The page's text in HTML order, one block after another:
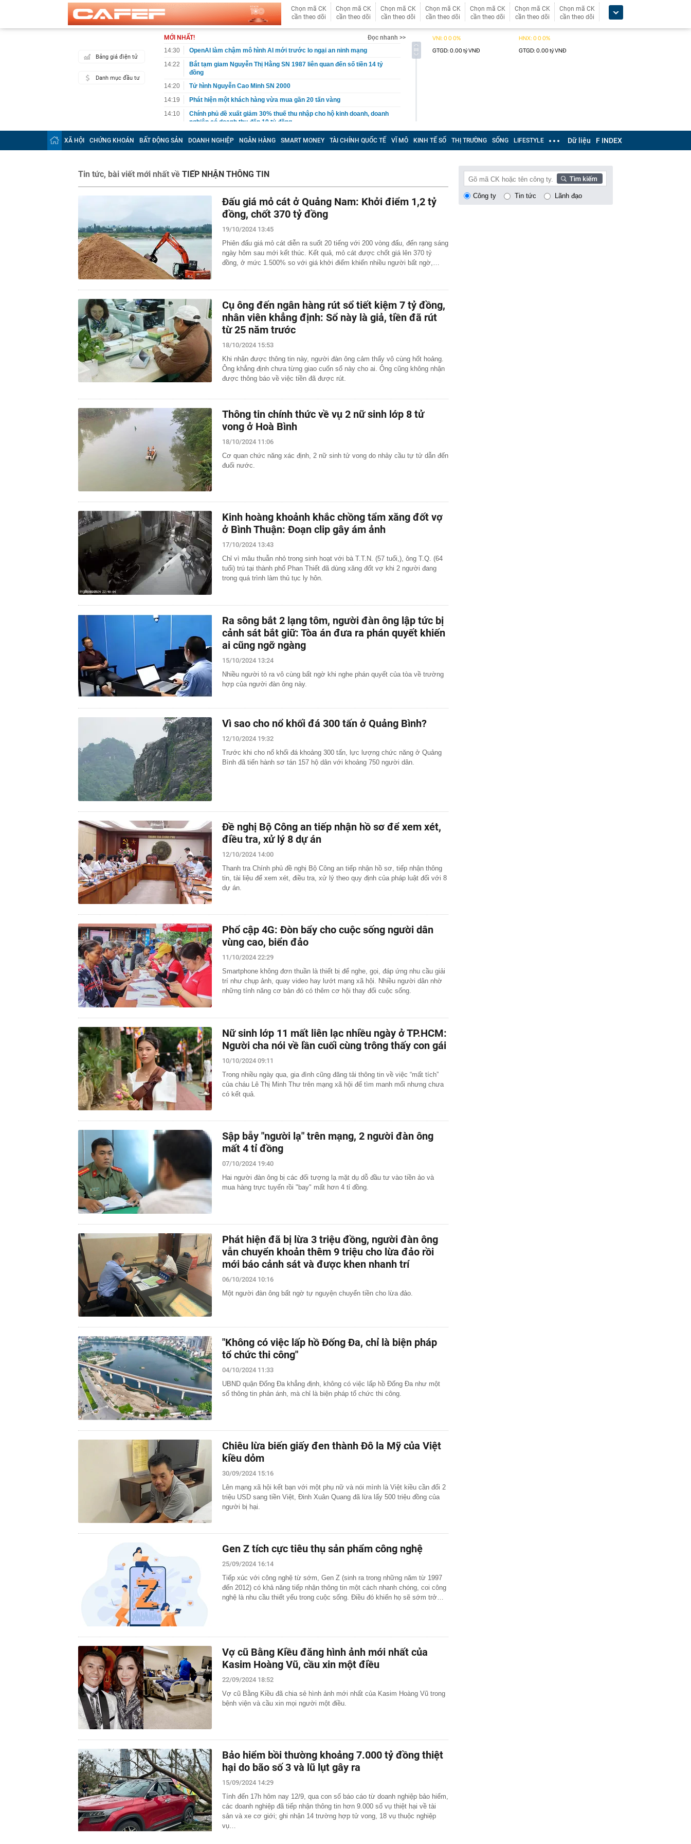
Chọn mã CK
cần theo dõi
Chọn mã CK
cần theo dõi
Chọn mã CK
cần theo dõi
Chọn mã CK
cần theo dõi
Chọn mã CK
cần theo dõi
Chọn mã CK
cần theo dõi
Chọn mã CK
cần theo dõi
Bảng giá điện tử
Danh mục đầu tư
MỚI NHẤT!
Đọc nhanh >>
14:30
OpenAI làm chậm mô hình AI mới trước lo ngại an ninh mạng
14:22
Bắt tạm giam Nguyễn Thị Hằng SN 1987 liên quan đến số tiền 14 tỷ
đồng
14:20
Tử hình Nguyễn Cao Minh SN 2000
14:19
Phát hiện một khách hàng vừa mua gần 20 tấn vàng
14:10
Chính phủ đề xuất giảm 30% thuế thu nhập cho hộ kinh doanh, doanh
nghiệp có doanh thu đến 10 tỷ đồng
14:09
Việt kiều 3 lần lọt top đẹp nhất thế giới: Về Việt Nam làm Á hậu là phụ,
kinh doanh thứ này là chính
14:04
TPHCM sửa kế hoạch đấu giá 8 lô đất tại Khu đô thị mới Thủ Thiêm
Công an có cảnh báo quan trọng đến người thường xuyên nhận tiền
chuyển khoản
13:40
Trung Quốc xây siêu đập thủy điện lớn nhất thế giới, gấp 3 lần Tam
Hiệp: Nước láng giềng Tây Nam lo ngại, lập tức ra đề nghị với Bắc
13:40
Ra ngân hàng chuyển 1,1 tỷ đồng vào tài khoản của chính mình, người
đàn ông bị công an chặn giao dịch
13:36
Grab bị phạt hơn 1,3 tỷ đồng
13:35
Tình hình hiện tại của Việt Anh - Quỳnh Nga
13:17
Vì sao ngày càng nhiều gia đình thích đặt 1 lọ dầu gió trong nhà vệ
sinh?
13:17
Chiến lược bóp nghẹt lực lượng Ukraine
13:08
Khai thác trái phép titan, Chủ tịch Tập đoàn Hưng Thịnh lãnh 10 năm tù
13:00
Các nhà khoa học tạo ra virus bằng AI
XÃ HỘI CHỨNG KHOÁN BẤT ĐỘNG SẢN DOANH NGHIỆP NGÂN HÀNG SMART MONEY TÀI CHÍNH QUỐC TẾ VĨ MÔ KINH TẾ SỐ THỊ TRƯỜNG SỐNG LIFESTYLE Dữ liệu F INDEX
Tin tức, bài viết mới nhất về TIẾP NHẬN THÔNG TIN
Đấu giá mỏ cát ở Quảng Nam: Khởi điểm 1,2 tỷ
đồng, chốt 370 tỷ đồng
19/10/2024 13:45
Phiên đấu giá mỏ cát diễn ra suốt 20 tiếng với 200 vòng đấu, đến rạng sáng
ngày hôm sau mới kết thúc. Kết quả, mỏ cát được chốt giá lên 370 tỷ
đồng, ở mức 1.500% so với giá khởi điểm khiến nhiều người bất ngờ,…
Cụ ông đến ngân hàng rút sổ tiết kiệm 7 tỷ đồng,
nhân viên khẳng định: Sổ này là giả, tiền đã rút
từ 25 năm trước
18/10/2024 15:53
Khi nhận được thông tin này, người đàn ông cảm thấy vô cùng hốt hoảng.
Ông khẳng định chưa từng giao cuốn sổ này cho ai. Ông cũng không nhận
được thông báo về việc tiền đã được rút.
Thông tin chính thức về vụ 2 nữ sinh lớp 8 tử
vong ở Hoà Bình
18/10/2024 11:06
Cơ quan chức năng xác định, 2 nữ sinh tử vong do nhảy cầu tự tử dẫn đến
đuối nước.
Kinh hoàng khoảnh khắc chồng tẩm xăng đốt vợ
ở Bình Thuận: Đoạn clip gây ám ảnh
17/10/2024 13:43
Chỉ vì mâu thuẫn nhỏ trong sinh hoạt với bà T.T.N. (57 tuổi,), ông T.Q. (64
tuổi) trú tại thành phố Phan Thiết đã dùng xăng đốt vợ khi 2 người đang
trong quá trình làm thủ tục ly hôn.
Ra sông bắt 2 lạng tôm, người đàn ông lập tức bị
cảnh sát bắt giữ: Tòa án đưa ra phán quyết khiến
ai cũng ngỡ ngàng
15/10/2024 13:24
Nhiều người tỏ ra vô cùng bất ngờ khi nghe phán quyết của tòa về trường
hợp của người đàn ông này.
Vì sao cho nổ khối đá 300 tấn ở Quảng Bình?
12/10/2024 19:32
Trước khi cho nổ khối đá khoảng 300 tấn, lực lượng chức năng ở Quảng
Bình đã tiến hành sơ tán 157 hộ dân với khoảng 750 người dân.
Đề nghị Bộ Công an tiếp nhận hồ sơ để xem xét,
điều tra, xử lý 8 dự án
12/10/2024 14:00
Thanh tra Chính phủ đề nghị Bộ Công an tiếp nhận hồ sơ, tiếp nhận thông
tin, tài liệu để xem xét, điều tra, xử lý theo quy định của pháp luật đối với 8
dự án.
Phổ cập 4G: Đòn bẩy cho cuộc sống người dân
vùng cao, biển đảo
11/10/2024 22:29
Smartphone không đơn thuần là thiết bị để nghe, gọi, đáp ứng nhu cầu giải
trí như chụp ảnh, quay video hay lướt mạng xã hội. Nhiều người dân nhờ
những tính năng cơ bản đó có thêm cơ hội thay đổi cuộc sống.
Nữ sinh lớp 11 mất liên lạc nhiều ngày ở TP.HCM:
Người cha nói về lần cuối cùng trông thấy con gái
10/10/2024 09:11
Trong nhiều ngày qua, gia đình cũng đăng tải thông tin về việc “mất tích”
của cháu Lê Thị Minh Thư trên mạng xã hội để tìm manh mối nhưng chưa
có kết quả.
Sập bẫy "người lạ" trên mạng, 2 người đàn ông
mất 4 tỉ đồng
07/10/2024 19:40
Hai người đàn ông bị các đối tượng lạ mặt dụ dỗ đầu tư vào tiền ảo và
mua hàng trực tuyến rồi "bay" mất hơn 4 tỉ đồng.
Phát hiện đã bị lừa 3 triệu đồng, người đàn ông
vẫn chuyển khoản thêm 9 triệu cho lừa đảo rồi
mới báo cảnh sát và được khen nhanh trí
06/10/2024 10:16
Một người đàn ông bất ngờ tự nguyện chuyển tiền cho lừa đảo.
"Không có việc lấp hồ Đống Đa, chỉ là biện pháp
tổ chức thi công"
04/10/2024 11:33
UBND quận Đống Đa khẳng định, không có việc lấp hồ Đống Đa như một
số thông tin phản ánh, mà chỉ là biện pháp tổ chức thi công.
Chiêu lừa biến giấy đen thành Đô la Mỹ của Việt
kiều dỏm
30/09/2024 15:16
Lên mạng xã hội kết bạn với một phụ nữ và nói mình là Việt kiều cần đổi 2
triệu USD sang tiền Việt, Đinh Xuân Quang đã lừa lấy 500 triệu đồng của
người bị hại.
Gen Z tích cực tiêu thụ sản phẩm công nghệ
25/09/2024 16:14
Tiếp xúc với công nghệ từ sớm, Gen Z (sinh ra trong những năm từ 1997
đến 2012) có khả năng tiếp nhận thông tin một cách nhanh chóng, coi công
nghệ là nhu cầu thiết yếu trong cuộc sống. Điều đó khiến họ sẽ sớm trở…
Vợ cũ Bằng Kiều đăng hình ảnh mới nhất của
Kasim Hoàng Vũ, cầu xin một điều
22/09/2024 18:52
Vợ cũ Bằng Kiều đã chia sẻ hình ảnh mới nhất của Kasim Hoàng Vũ trong
bệnh viện và cầu xin mọi người một điều.
Bảo hiểm bồi thường khoảng 7.000 tỷ đồng thiệt
hại do bão số 3 và lũ lụt gây ra
15/09/2024 14:29
Tính đến 17h hôm nay 12/9, qua con số báo cáo từ doanh nghiệp bảo hiểm,
các doanh nghiệp đã tiếp nhận thông tin hơn 9.000 số vụ thiệt hại về tài
sản và xe cơ giới; ghi nhận 14 trường hợp tử vong, 18 vụ thuộc nghiệp
vụ…
Công ty Tin tức Lãnh đạo